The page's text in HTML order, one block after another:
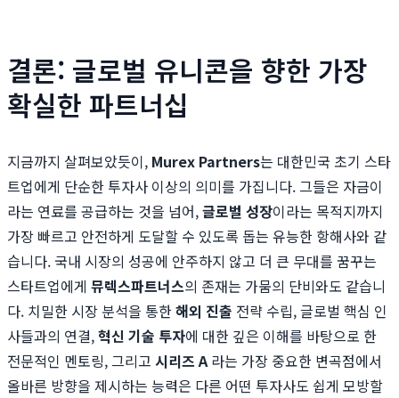
결론: 글로벌 유니콘을 향한 가장
확실한 파트너십
지금까지 살펴보았듯이, Murex Partners는 대한민국 초기 스타
트업에게 단순한 투자사 이상의 의미를 가집니다. 그들은 자금이
라는 연료를 공급하는 것을 넘어,글로벌 성장이라는 목적지까지
가장 빠르고 안전하게 도달할 수 있도록 돕는 유능한 항해사와 같
습니다. 국내 시장의 성공에 안주하지 않고 더 큰 무대를 꿈꾸는
스타트업에게 뮤렉스파트너스의 존재는 가뭄의 단비와도 같습니
다. 치밀한 시장 분석을 통한해외 진출 전략 수립, 글로벌 핵심 인
사들과의 연결,혁신 기술 투자에 대한 깊은 이해를 바탕으로 한
전문적인 멘토링, 그리고 시리즈 A라는 가장 중요한 변곡점에서
올바른 방향을 제시하는 능력은 다른 어떤 투자사도 쉽게 모방할